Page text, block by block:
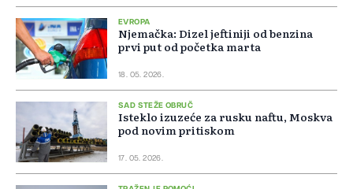
EVROPA
Njemačka: Dizel jeftiniji od benzina
prvi put od početka marta
18. 05. 2026.
SAD STEŽE OBRUČ
Isteklo izuzeće za rusku naftu, Moskva
pod novim pritiskom
17. 05. 2026.